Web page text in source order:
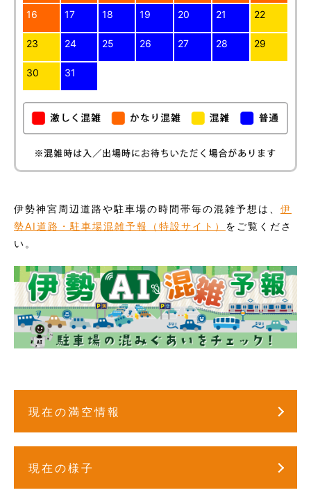
16 17 18 19 20 21 22
23 24 25 26 27 28 29
30 31
伊勢神宮周辺道路や駐車場の時間帯毎の混雑予想は、 伊
勢AI道路・駐車場混雑予報（特設サイト） をご覧くださ
い。
現在の満空情報
現在の様子